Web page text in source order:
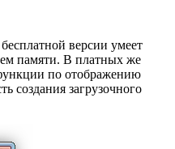
версии умеет
памяти. В платных же
по отображению
создания загрузочного